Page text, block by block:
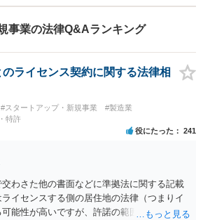
事業の法律Q&Aランキング
ライセンス契約に関する法律相
#スタートアップ・新規事業
#製造業
特許
役にたった 241
わさた他の書面などに準拠法に関する記載
イセンスする側の居住地の法律（つまりイ
能性が高いですが、許諾の範囲が日本国内